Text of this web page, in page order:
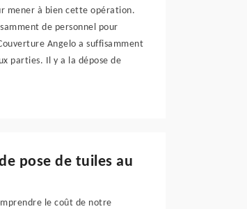
mener à bien cette opération.
de personnel pour
Angelo a suffisamment
parties. Il y a la dépose de
pose de tuiles au
le coût de notre